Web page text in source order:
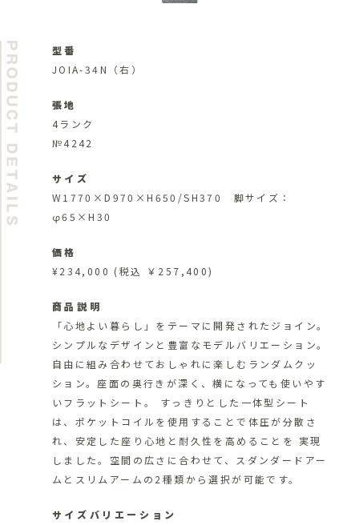
型番
JOIA-34N（右）
張地
4ランク
№4242
サイズ
W1770×D970×H650/SH370 脚サイズ：
φ65×H30
価格
¥234,000 (税込 ￥257,400)
商品説明
「心地よい暮らし」をテーマに開発されたジョイン。
シンプルなデザインと豊富なモデルバリエーション。
自由に組み合わせておしゃれに楽しむランダムクッ
ション。座面の奥行きが深く、横になっても使いやす
いフラットシート。 すっきりとした一体型シート
は、ポケットコイルを使用することで体圧が分散さ
れ、安定した座り心地と耐久性を高めることを 実現
しました。空間の広さに合わせて、スダンダードアー
ムとスリムアームの2種類から選択が可能です。
サイズバリエーション